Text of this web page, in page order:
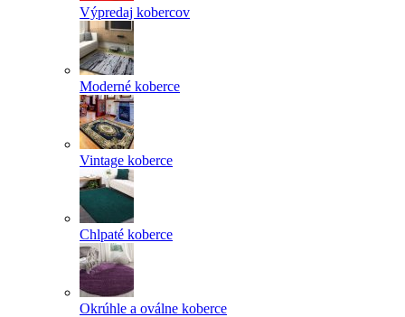
Výpredaj kobercov
Moderné koberce
Vintage koberce
Chlpaté koberce
Okrúhle a oválne koberce